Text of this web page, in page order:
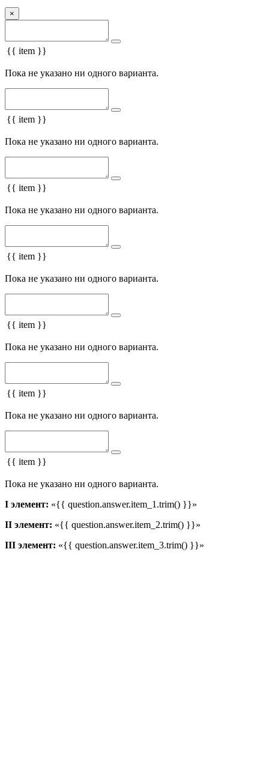
×
{{ item }}
Пока не указано ни одного варианта.
{{ item }}
Пока не указано ни одного варианта.
{{ item }}
Пока не указано ни одного варианта.
{{ item }}
Пока не указано ни одного варианта.
{{ item }}
Пока не указано ни одного варианта.
{{ item }}
Пока не указано ни одного варианта.
{{ item }}
Пока не указано ни одного варианта.
I элемент: «{{ question.answer.item_1.trim() }}»
II элемент: «{{ question.answer.item_2.trim() }}»
III элемент: «{{ question.answer.item_3.trim() }}»